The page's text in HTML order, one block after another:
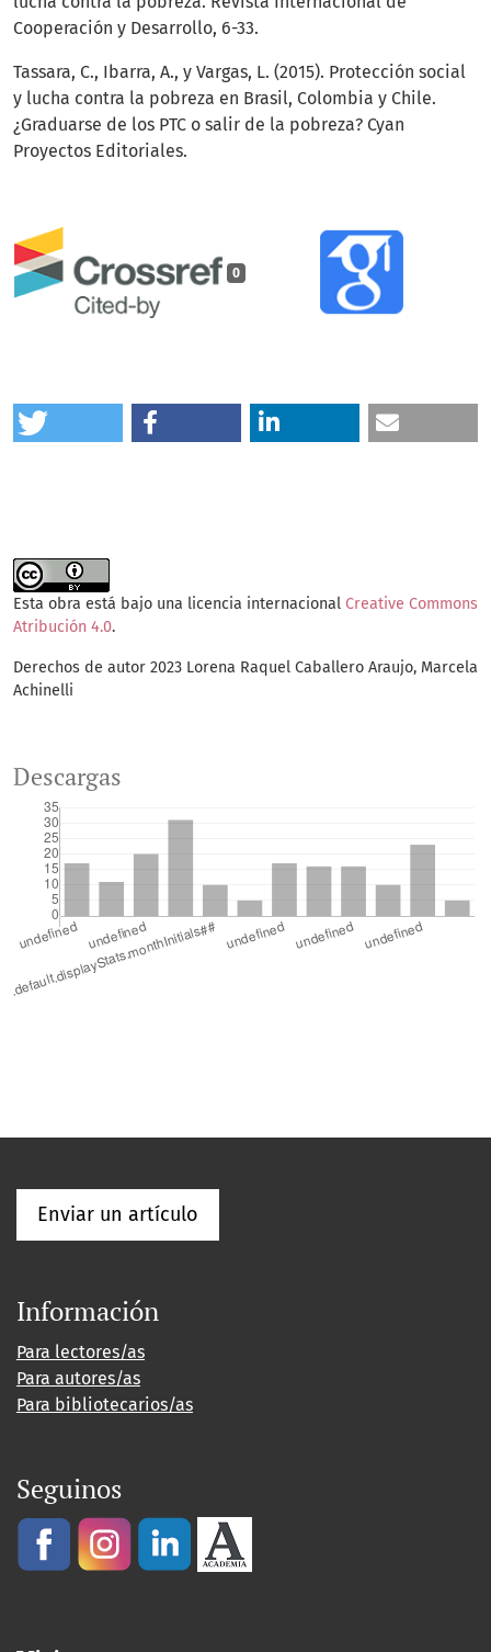
0
Cooperación y Desarrollo, 6-33.
Tassara, C., Ibarra, A., y Vargas, L. (2015). Protección social
y lucha contra la pobreza en Brasil, Colombia y Chile.
¿Graduarse de los PTC o salir de la pobreza? Cyan
Proyectos Editoriales.
Esta obra está bajo una licencia internacional Creative Commons
Atribución 4.0.
Derechos de autor 2023 Lorena Raquel Caballero Araujo, Marcela
Achinelli
Descargas
Enviar un artículo
Información
Para lectores/as
Para autores/as
Para bibliotecarios/as
Seguinos